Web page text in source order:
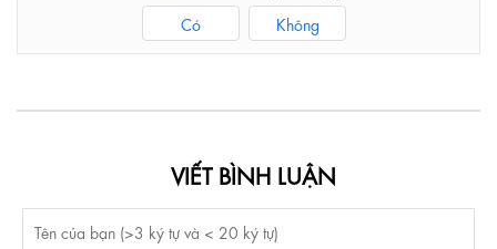
Có Không
VIẾT BÌNH LUẬN